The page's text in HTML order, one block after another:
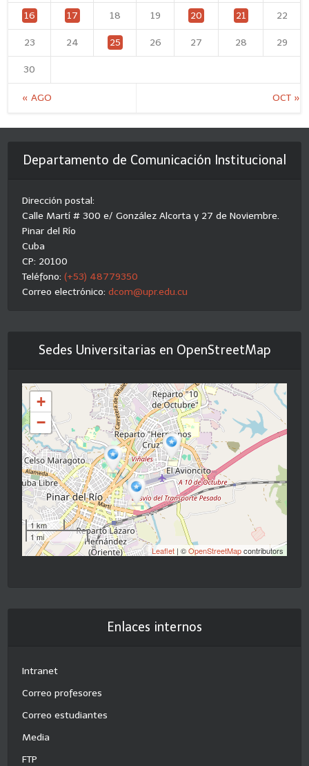
« AGO OCT »
16 17 18 19 20 21 22
23 24 25 26 27 28 29
30
Departamento de Comunicación Institucional
Dirección postal:
Calle Martí # 300 e/ González Alcorta y 27 de Noviembre.
Pinar del Río
Cuba
CP: 20100
Teléfono:(+53) 48779350
Correo electrónico:dcom@upr.edu.cu
Sedes Universitarias en OpenStreetMap
+
−
1 km
1 mi
Leaflet| ©OpenStreetMapcontributors
Enlaces internos
Intranet
Correo profesores
Correo estudiantes
Media
FTP